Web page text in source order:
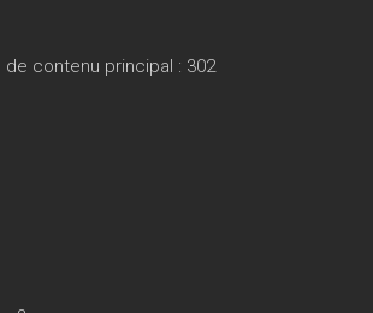
contenu principal : 302